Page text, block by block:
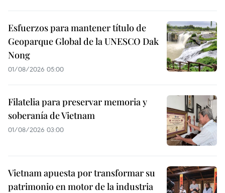
Esfuerzos para mantener título de
Geoparque Global de la UNESCO Dak
Nong
01/08/2026 05:00
Filatelia para preservar memoria y
soberanía de Vietnam
01/08/2026 03:00
Vietnam apuesta por transformar su
patrimonio en motor de la industria